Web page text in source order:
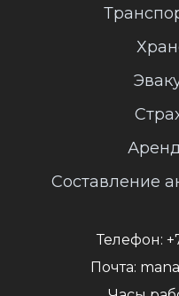
Составление
Телефон:
Почта: